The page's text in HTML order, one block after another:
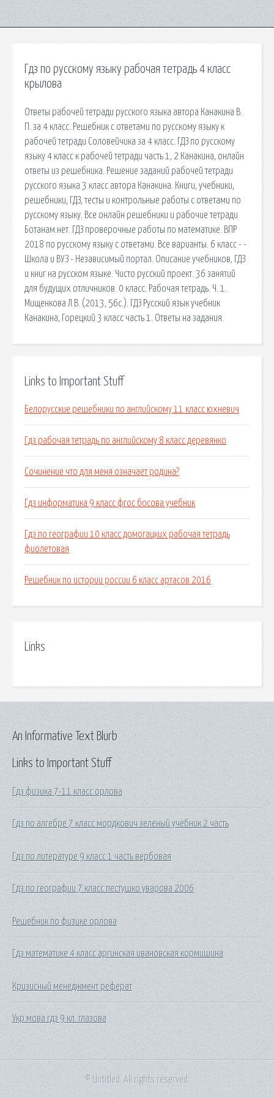
Гдз по русскому языку рабочая тетрадь 4 класс
крылова
Ответы рабочей тетради русского языка автора Канакина В.
П. за 4 класс. Решебник с ответами по русскому языку к
рабочей тетради Соловейчика за 4 класс. ГДЗ по русскому
языку 4 класс к рабочей тетради часть 1, 2 Канакина, онлайн
ответы из решебника. Решение заданий рабочей тетради
русского языка 3 класс автора Канакина. Книги, учебники,
решебники, ГДЗ, тесты и контрольные работы с ответами по
русскому языку. Все онлайн решебники и рабочие тетради
Ботанам.нет. ГДЗ проверочные работы по математике. ВПР
2018 по русскому языку с ответами. Все варианты. 6 класс - -
Школа и ВУЗ - Независимый портал. Описание учебников, ГДЗ
и книг на русском языке. Чисто русский проект. 36 занятий
для будущих отличников. 0 класс. Рабочая тетрадь. Ч. 1.
Мищенкова Л.В. (2013, 56с.). ГДЗ Русский язык учебник
Канакина, Горецкий 3 класс часть 1. Ответы на задания.
Links to Important Stuff
Белорусские решебники по английскому 11 класс юхневич
Гдз рабочая тетрадь по английскому 8 класс деревянко
Сочинение что для меня означает родина?
Гдз информатика 9 класс фгос босова учебник
Гдз по географии 10 класс домогацких рабочая тетрадь
фиолетовая
Решебник по истории россии 6 класс артасов 2016
Links
Links to Important Stuff
Гдз физика 7-11 класс орлова
Гдз по алгебре 7 класс мордкович зеленый учебник 2 часть
Гдз по литературе 9 класс 1 часть вербовая
Гдз по географии 7 класс пестушко уварова 2006
Решебник по физике орлова
Гдз математике 4 класс аргинская ивановская кормишина
Кризисный менеджмент реферат
Укр.мова гдз 9 кл. глазова
An Informative Text Blurb
© Untitled. All rights reserved.